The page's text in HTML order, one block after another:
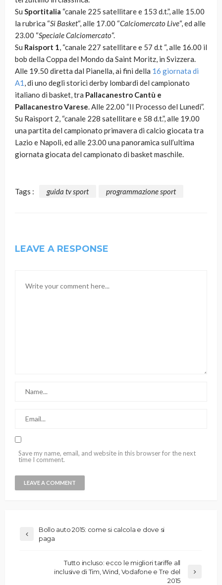
Su Sportitalia “canale 225 satellitare e 153 d.t.”, alle 15.00
la rubrica “Si Basket“, alle 17.00 “Calciomercato Live“, ed alle
23.00 “Speciale Calciomercato“.
Su Raisport 1, “canale 227 satellitare e 57 d.t “, alle 16.00 il
bob della Coppa del Mondo da Saint Moritz, in Svizzera.
Alle 19.50 diretta dal Pianella, ai fini della 16 giornata di
A1, di uno degli storici derby lombardi del campionato
italiano di basket, tra Pallacanestro Cantù e
Pallacanestro Varese. Alle 22.00 “Il Processo del Lunedì”.
Su Raisport 2, “canale 228 satellitare e 58 d.t.”, alle 19.00
una partita del campionato primavera di calcio giocata tra
Lazio e Napoli, ed alle 23.00 una panoramica sull’ultima
giornata giocata del campionato di basket maschile.
Tags : guida tv sport programmazione sport
LEAVE A RESPONSE
Save my name, email, and website in this browser for the next
time I comment.
Bollo auto 2015: come si calcola e dove si
paga
Tutto incluso: ecco le migliori tariffe all
inclusive di Tim, Wind, Vodafone e Tre del
2015